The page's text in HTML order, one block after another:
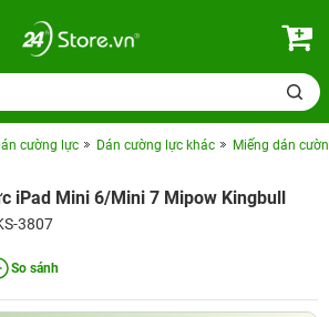
cường lực Dán cường lực khác Miếng dán
iPad Mini 6/Mini 7 Mipow Kingbull
3807
So sánh